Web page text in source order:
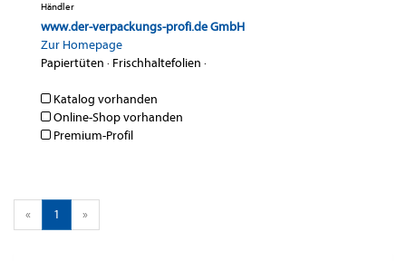
Händler
www.der-verpackungs-profi.de GmbH
Zur Homepage
Papiertüten · Frischhaltefolien ·
Katalog vorhanden
Online-Shop vorhanden
Premium-Profil
« 1 »